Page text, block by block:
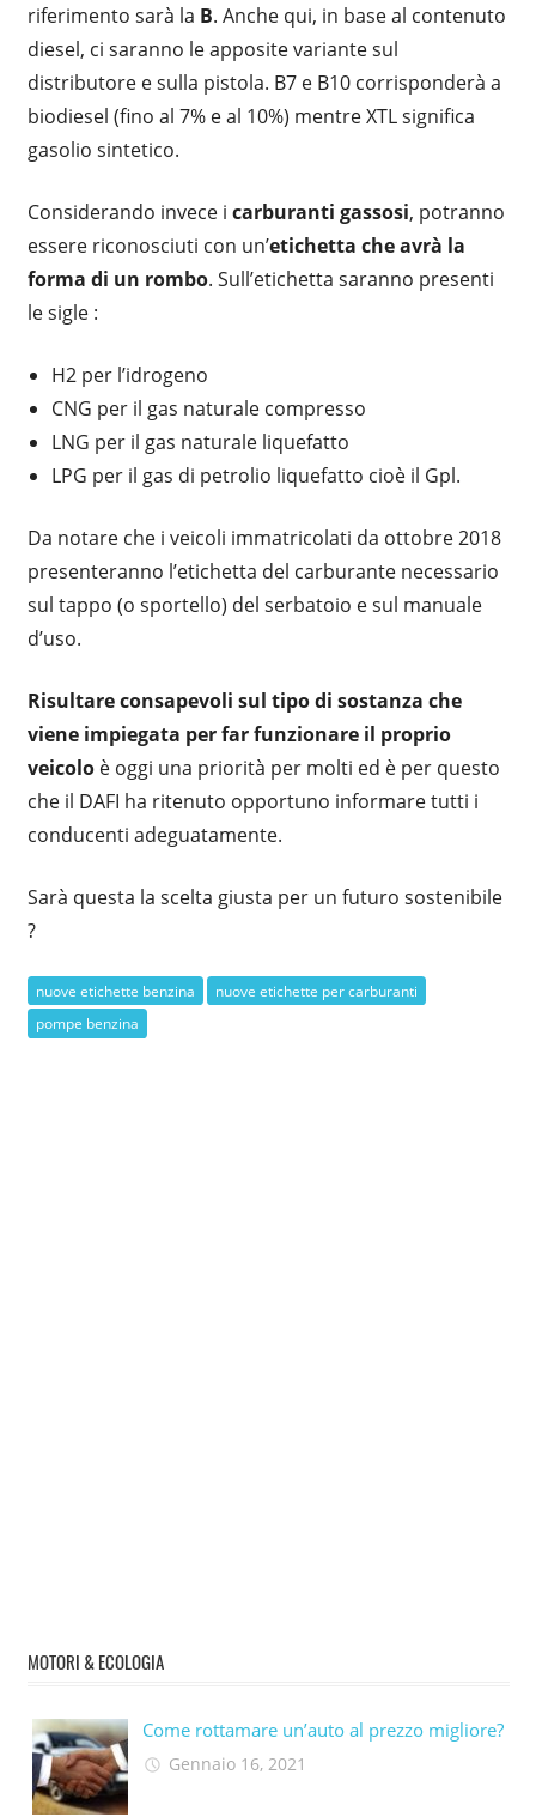
riferimento sarà la B. Anche qui, in base al contenuto
diesel, ci saranno le apposite variante sul
distributore e sulla pistola. B7 e B10 corrisponderà a
biodiesel (fino al 7% e al 10%) mentre XTL significa
gasolio sintetico.
Considerando invece i carburanti gassosi, potranno
essere riconosciuti con un’etichetta che avrà la
forma di un rombo. Sull’etichetta saranno presenti
le sigle :
H2 per l’idrogeno
CNG per il gas naturale compresso
LNG per il gas naturale liquefatto
LPG per il gas di petrolio liquefatto cioè il Gpl.
Da notare che i veicoli immatricolati da ottobre 2018
presenteranno l’etichetta del carburante necessario
sul tappo (o sportello) del serbatoio e sul manuale
d’uso.
Risultare consapevoli sul tipo di sostanza che
viene impiegata per far funzionare il proprio
veicoloè oggi una priorità per molti ed è per questo
che il DAFI ha ritenuto opportuno informare tutti i
conducenti adeguatamente.
Sarà questa la scelta giusta per un futuro sostenibile
?
nuove etichette benzina
nuove etichette per carburanti
pompe benzina
MOTORI & ECOLOGIA
Come rottamare un’auto al prezzo migliore?
Gennaio 16, 2021